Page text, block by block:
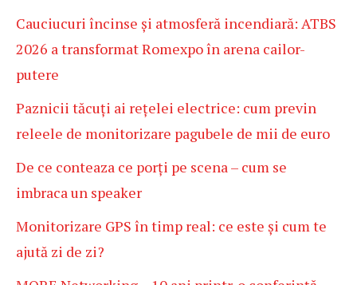
Cauciucuri încinse și atmosferă incendiară: ATBS
2026 a transformat Romexpo în arena cailor-
putere
Paznicii tăcuți ai rețelei electrice: cum previn
releele de monitorizare pagubele de mii de euro
De ce conteaza ce porți pe scena – cum se
imbraca un speaker
Monitorizare GPS în timp real: ce este și cum te
ajută zi de zi?